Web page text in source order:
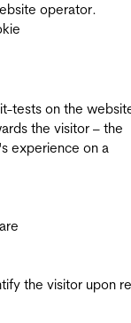
operator.
tests on the
the visitor – the
experience on a
the visitor upon